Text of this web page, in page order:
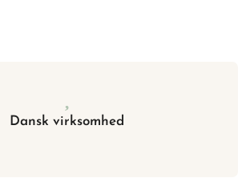
Dansk virksomhed